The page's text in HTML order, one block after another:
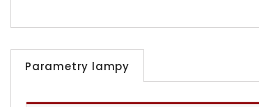
Parametry lampy